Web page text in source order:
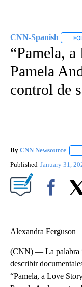
CNN-Spanish
“Pamela,
Pamela
control de
By CNN Newsource
Published January 31,
Alexandra Ferguson
(CNN) — La palabra
describir
“Pamela, a Love